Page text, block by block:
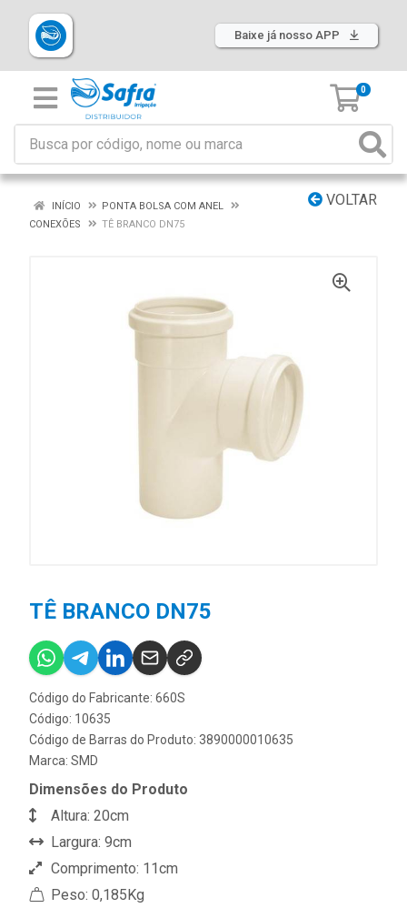
Baixe já nosso APP
0
VOLTAR
INÍCIO
PONTA BOLSA COM ANEL
CONEXÕES
TÊ BRANCO DN75
TÊ BRANCO DN75
Código do Fabricante: 660S
Código: 10635
Código de Barras do Produto: 3890000010635
Marca: SMD
Dimensões do Produto
Altura: 20cm
Largura: 9cm
Comprimento: 11cm
Peso: 0,185Kg